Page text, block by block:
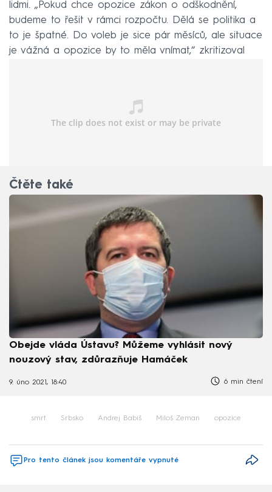
lidmi. „Pokud chce opozice zákon o odškodnění,
budeme to řešit v rámci rozpočtu. Dělá se politika a
to je špatné. Do voleb je sice pár měsíců, ale situace
je vážná a opozice by to měla vnímat,“ zkritizoval
Čtěte také
Obejde vláda Ústavu? Můžeme vyhlásit nový
nouzový stav, zdůrazňuje Hamáček
9. úno 2021, 18:40 6 min čtení
smrt Srbsko Andrej Babiš Miloš Zeman opozice
Pro tento článek jsou komentáře vypnuté